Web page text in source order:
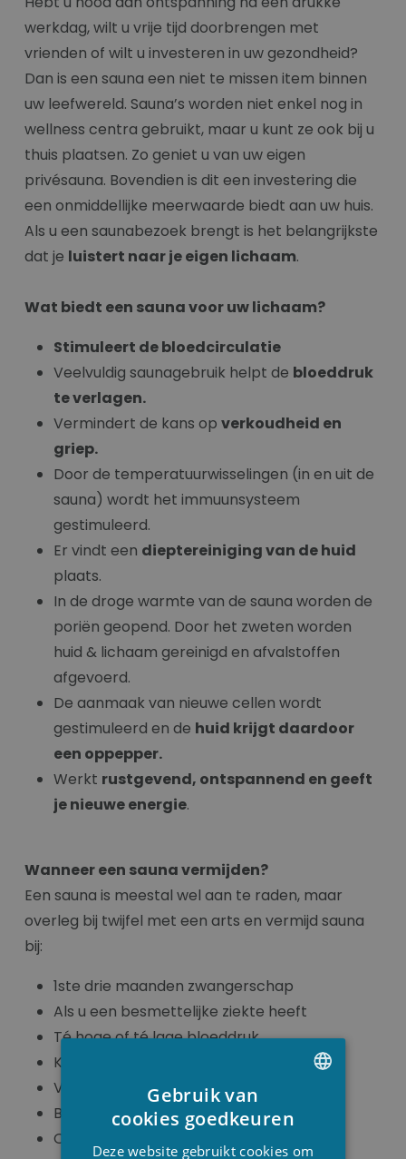
werkdag, wilt u vrije tijd doorbrengen met
vrienden of wilt u investeren in uw gezondheid?
Dan is een sauna een niet te missen item binnen
uw leefwereld. Sauna’s worden niet enkel nog in
wellness centra gebruikt, maar u kunt ze ook bij u
thuis plaatsen. Zo geniet u van uw eigen
privésauna. Bovendien is dit een investering die
een onmiddellijke meerwaarde biedt aan uw huis.
Als u een saunabezoek brengt is het belangrijkste
dat je luistert naar je eigen lichaam.
Wat biedt een sauna voor uw lichaam?
Stimuleert de bloedcirculatie
Veelvuldig saunagebruik helpt de bloeddruk
te verlagen.
Vermindert de kans op verkoudheid en
griep.
Door de temperatuurwisselingen (in en uit de
sauna) wordt het immuunsysteem
gestimuleerd.
Er vindt een dieptereiniging van de huid
plaats.
In de droge warmte van de sauna worden de
poriën geopend. Door het zweten worden
huid & lichaam gereinigd en afvalstoffen
afgevoerd.
De aanmaak van nieuwe cellen wordt
gestimuleerd en de huid krijgt daardoor
een oppepper.
Werkt rustgevend, ontspannend en geeft
je nieuwe energie.
Wanneer een sauna vermijden?
Een sauna is meestal wel aan te raden, maar
overleg bij twijfel met een arts en vermijd sauna
bij:
1ste drie maanden zwangerschap
Als u een besmettelijke ziekte heeft
Té hoge of té lage bloeddruk
Koorts
Veel alcohol
Bij hoofdpijn
Open wonden
Gebruik van
cookies goedkeuren
Deze website gebruikt cookies om